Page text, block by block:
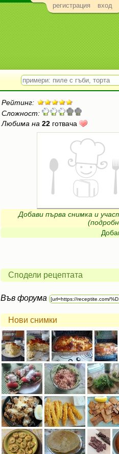
регистрация вход
Рейтинг:
Сложност:
Любима на 22 готвача
Добави първа снимка и
Сподели рецептата
Във форума
Нови снимки